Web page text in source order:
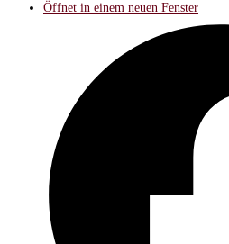
Öffnet in einem neuen Fenster